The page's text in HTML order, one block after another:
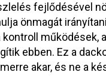
fejlődésével
önmagát
kontroll működések,
ebben. Ez a
akar, és ne a